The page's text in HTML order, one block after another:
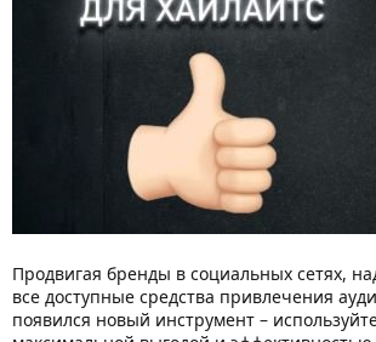
Продвигая бренды в социальных сетях,
все доступные средства привлечения
появился новый инструмент –